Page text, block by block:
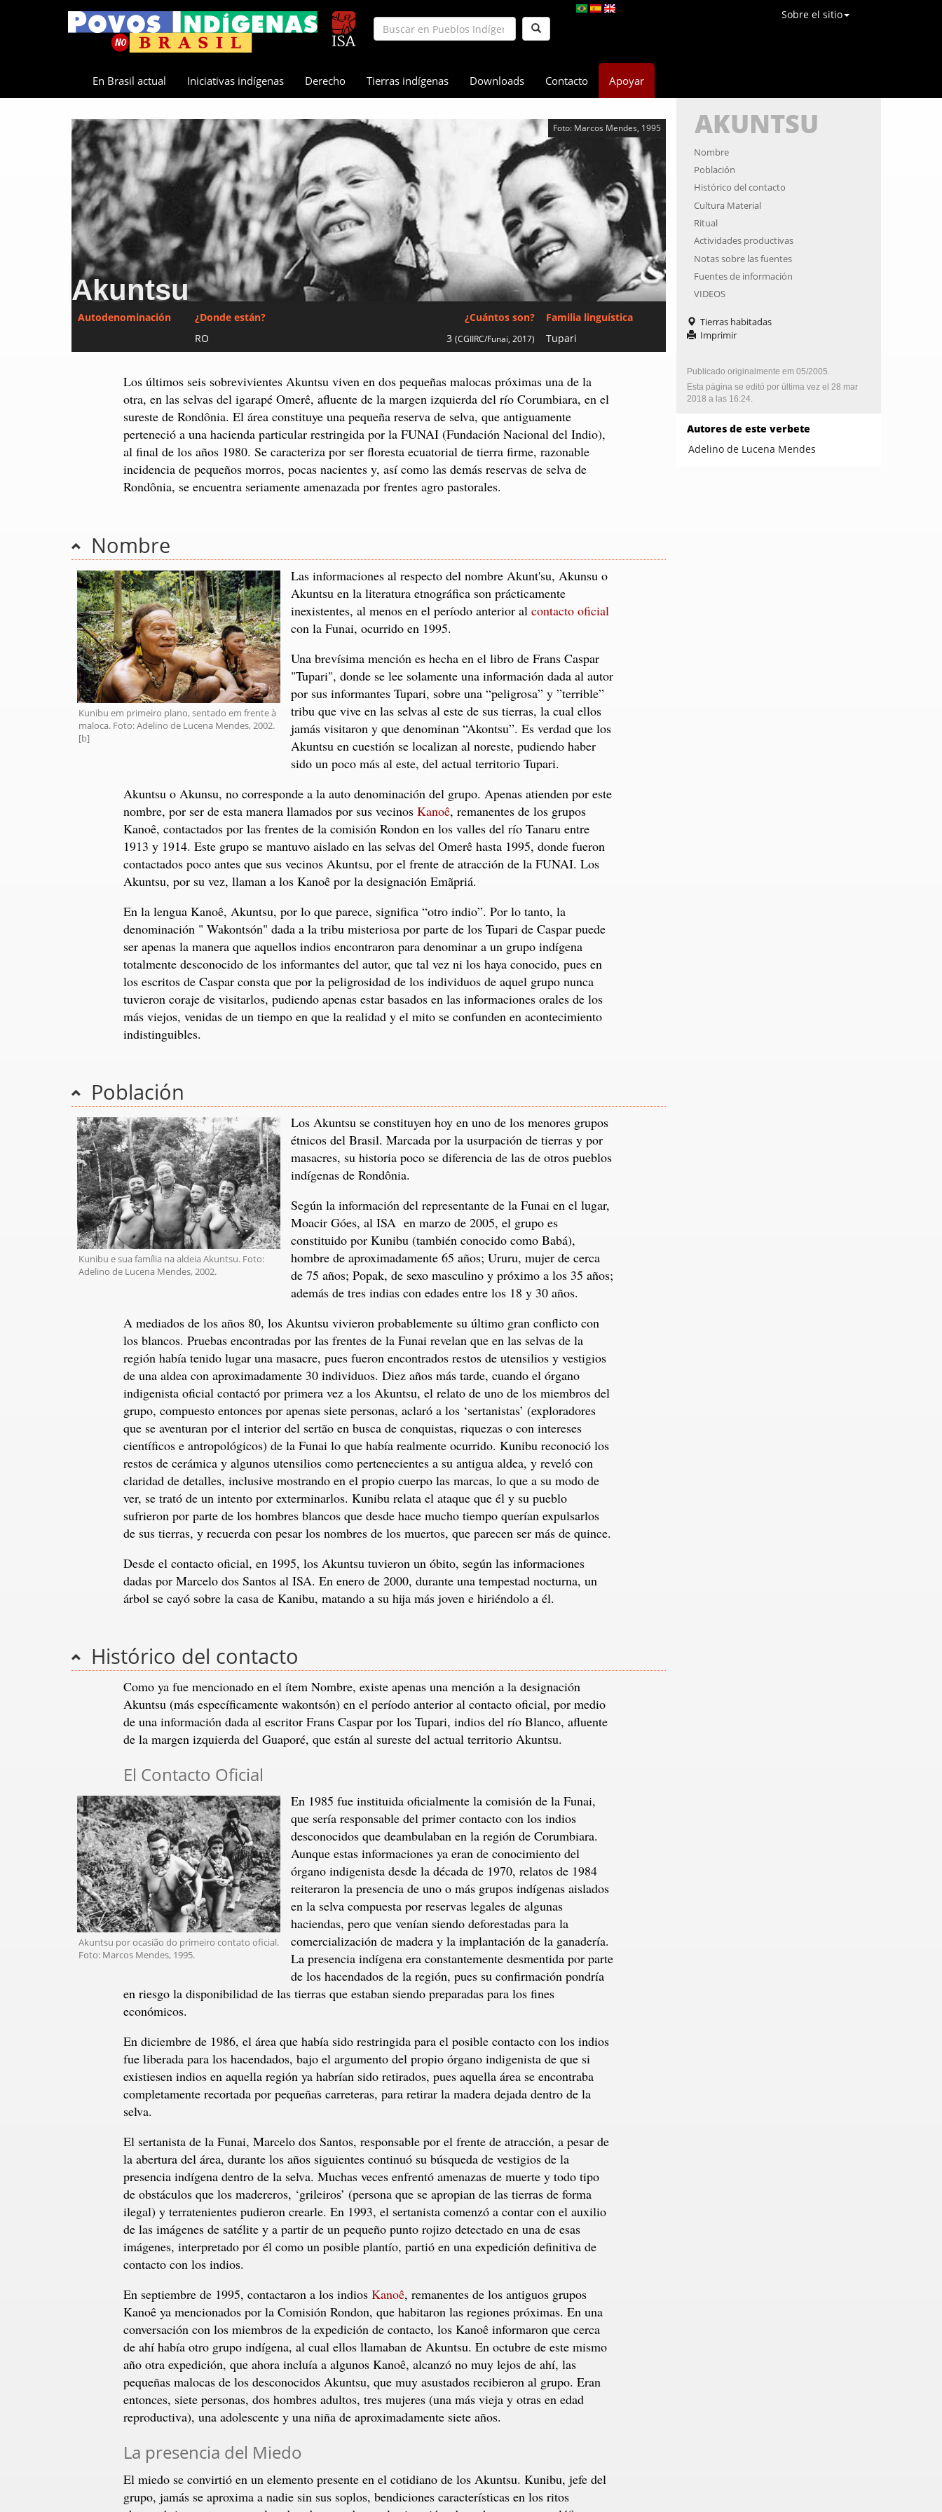
Sobre el sitio
En Brasil actual Iniciativas indígenas Derecho Tierras indígenas Downloads Contacto Apoyar
Foto: Marcos Mendes, 1995
Akuntsu
Autodenominación ¿Donde están?
¿Cuántos son?
RO
3(CGIIRC/Funai, 2017)
Familia linguística
Tupari
Los últimos seis sobrevivientes Akuntsu viven en dos pequeñas malocas próximas una de la
otra, en las selvas del igarapé Omerê, afluente de la margen izquierda del río Corumbiara, en el
sureste de Rondônia. El área constituye una pequeña reserva de selva, que antiguamente
perteneció a una hacienda particular restringida por la FUNAI (Fundación Nacional del Indio),
al final de los años 1980. Se caracteriza por ser floresta ecuatorial de tierra firme, razonable
incidencia de pequeños morros, pocas nacientes y, así como las demás reservas de selva de
Rondônia, se encuentra seriamente amenazada por frentes agro pastorales.
Nombre
Kunibu em primeiro plano, sentado em frente à
maloca. Foto: Adelino de Lucena Mendes, 2002.
[b]
Las informaciones al respecto del nombre Akunt'su, Akunsu o
Akuntsu en la literatura etnográfica son prácticamente
inexistentes, al menos en el período anterior al contacto oficial
con la Funai, ocurrido en 1995.
Una brevísima mención es hecha en el libro de Frans Caspar
"Tupari", donde se lee solamente una información dada al autor
por sus informantes Tupari, sobre una “peligrosa” y ”terrible”
tribu que vive en las selvas al este de sus tierras, la cual ellos
jamás visitaron y que denominan “Akontsu”. Es verdad que los
Akuntsu en cuestión se localizan al noreste, pudiendo haber
sido un poco más al este, del actual territorio Tupari.
Akuntsu o Akunsu, no corresponde a la auto denominación del grupo. Apenas atienden por este
nombre, por ser de esta manera llamados por sus vecinos Kanoê, remanentes de los grupos
Kanoê, contactados por las frentes de la comisión Rondon en los valles del río Tanaru entre
1913 y 1914. Este grupo se mantuvo aislado en las selvas del Omerê hasta 1995, donde fueron
contactados poco antes que sus vecinos Akuntsu, por el frente de atracción de la FUNAI. Los
Akuntsu, por su vez, llaman a los Kanoê por la designación Emãpriá.
En la lengua Kanoê, Akuntsu, por lo que parece, significa “otro indio”. Por lo tanto, la
denominación " Wakontsón" dada a la tribu misteriosa por parte de los Tupari de Caspar puede
ser apenas la manera que aquellos indios encontraron para denominar a un grupo indígena
totalmente desconocido de los informantes del autor, que tal vez ni los haya conocido, pues en
los escritos de Caspar consta que por la peligrosidad de los individuos de aquel grupo nunca
tuvieron coraje de visitarlos, pudiendo apenas estar basados en las informaciones orales de los
más viejos, venidas de un tiempo en que la realidad y el mito se confunden en acontecimiento
indistinguibles.
Población
Kunibu e sua família na aldeia Akuntsu. Foto:
Adelino de Lucena Mendes, 2002.
Los Akuntsu se constituyen hoy en uno de los menores grupos
étnicos del Brasil. Marcada por la usurpación de tierras y por
masacres, su historia poco se diferencia de las de otros pueblos
indígenas de Rondônia.
Según la información del representante de la Funai en el lugar,
Moacir Góes, al ISA en marzo de 2005, el grupo es
constituido por Kunibu (también conocido como Babá),
hombre de aproximadamente 65 años; Ururu, mujer de cerca
de 75 años; Popak, de sexo masculino y próximo a los 35 años;
además de tres indias con edades entre los 18 y 30 años.
A mediados de los años 80, los Akuntsu vivieron probablemente su último gran conflicto con
los blancos. Pruebas encontradas por las frentes de la Funai revelan que en las selvas de la
región había tenido lugar una masacre, pues fueron encontrados restos de utensilios y vestigios
de una aldea con aproximadamente 30 individuos. Diez años más tarde, cuando el órgano
indigenista oficial contactó por primera vez a los Akuntsu, el relato de uno de los miembros del
grupo, compuesto entonces por apenas siete personas, aclaró a los ‘sertanistas’ (exploradores
que se aventuran por el interior del sertão en busca de conquistas, riquezas o con intereses
científicos e antropológicos) de la Funai lo que había realmente ocurrido. Kunibu reconoció los
restos de cerámica y algunos utensilios como pertenecientes a su antigua aldea, y reveló con
claridad de detalles, inclusive mostrando en el propio cuerpo las marcas, lo que a su modo de
ver, se trató de un intento por exterminarlos. Kunibu relata el ataque que él y su pueblo
sufrieron por parte de los hombres blancos que desde hace mucho tiempo querían expulsarlos
de sus tierras, y recuerda con pesar los nombres de los muertos, que parecen ser más de quince.
Desde el contacto oficial, en 1995, los Akuntsu tuvieron un óbito, según las informaciones
dadas por Marcelo dos Santos al ISA. En enero de 2000, durante una tempestad nocturna, un
árbol se cayó sobre la casa de Kanibu, matando a su hija más joven e hiriéndolo a él.
Histórico del contacto
Como ya fue mencionado en el ítem Nombre, existe apenas una mención a la designación
Akuntsu (más específicamente wakontsón) en el período anterior al contacto oficial, por medio
de una información dada al escritor Frans Caspar por los Tupari, indios del río Blanco, afluente
de la margen izquierda del Guaporé, que están al sureste del actual territorio Akuntsu.
El Contacto Oficial
Akuntsu por ocasião do primeiro contato oficial.
Foto: Marcos Mendes, 1995.
En 1985 fue instituida oficialmente la comisión de la Funai,
que sería responsable del primer contacto con los indios
desconocidos que deambulaban en la región de Corumbiara.
Aunque estas informaciones ya eran de conocimiento del
órgano indigenista desde la década de 1970, relatos de 1984
reiteraron la presencia de uno o más grupos indígenas aislados
en la selva compuesta por reservas legales de algunas
haciendas, pero que venían siendo deforestadas para la
comercialización de madera y la implantación de la ganadería.
La presencia indígena era constantemente desmentida por parte
de los hacendados de la región, pues su confirmación pondría
en riesgo la disponibilidad de las tierras que estaban siendo preparadas para los fines
económicos.
En diciembre de 1986, el área que había sido restringida para el posible contacto con los indios
fue liberada para los hacendados, bajo el argumento del propio órgano indigenista de que si
existiesen indios en aquella región ya habrían sido retirados, pues aquella área se encontraba
completamente recortada por pequeñas carreteras, para retirar la madera dejada dentro de la
selva.
El sertanista de la Funai, Marcelo dos Santos, responsable por el frente de atracción, a pesar de
la abertura del área, durante los años siguientes continuó su búsqueda de vestigios de la
presencia indígena dentro de la selva. Muchas veces enfrentó amenazas de muerte y todo tipo
de obstáculos que los madereros, ‘grileiros’ (persona que se apropian de las tierras de forma
ilegal) y terratenientes pudieron crearle. En 1993, el sertanista comenzó a contar con el auxilio
de las imágenes de satélite y a partir de un pequeño punto rojizo detectado en una de esas
imágenes, interpretado por él como un posible plantío, partió en una expedición definitiva de
contacto con los indios.
En septiembre de 1995, contactaron a los indios Kanoê, remanentes de los antiguos grupos
Kanoê ya mencionados por la Comisión Rondon, que habitaron las regiones próximas. En una
conversación con los miembros de la expedición de contacto, los Kanoê informaron que cerca
de ahí había otro grupo indígena, al cual ellos llamaban de Akuntsu. En octubre de este mismo
año otra expedición, que ahora incluía a algunos Kanoê, alcanzó no muy lejos de ahí, las
pequeñas malocas de los desconocidos Akuntsu, que muy asustados recibieron al grupo. Eran
entonces, siete personas, dos hombres adultos, tres mujeres (una más vieja y otras en edad
reproductiva), una adolescente y una niña de aproximadamente siete años.
La presencia del Miedo
El miedo se convirtió en un elemento presente en el cotidiano de los Akuntsu. Kunibu, jefe del
grupo, jamás se aproxima a nadie sin sus soplos, bendiciones características en los ritos
AKUNTSU
Nombre
Población
Histórico del contacto
Cultura Material
Ritual
Actividades productivas
Notas sobre las fuentes
Fuentes de información
VIDEOS
Tierras habitadas
Imprimir
Publicado originalmente em 05/2005.
Esta página se editó por última vez el 28 mar
2018 a las 16:24.
Autores de este verbete
Adelino de Lucena Mendes